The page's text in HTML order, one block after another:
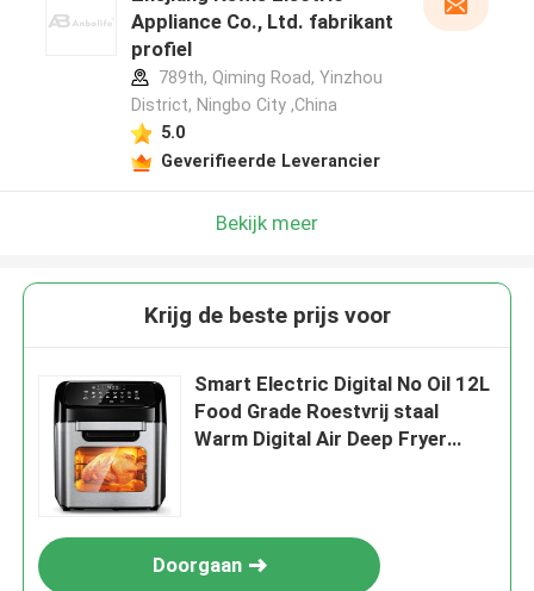
Appliance Co., Ltd. fabrikant
profiel
789th, Qiming Road, Yinzhou
District, Ningbo City ,China
5.0
Geverifieerde Leverancier
Bekijk meer
Krijg de beste prijs voor
Smart Electric Digital No Oil 12L
Food Grade Roestvrij staal
Warm Digital Air Deep Fryer
Doorgaan